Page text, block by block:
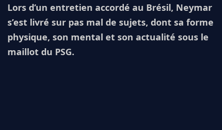
Lors d’un entretien accordé au Brésil, Neymar
s’est livré sur pas mal de sujets, dont sa forme
physique, son mental et son actualité sous le
maillot du PSG.